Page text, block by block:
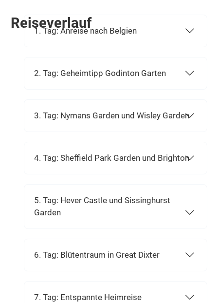
Wegbegleiter dieser außergewöhnlichen Reise!
Reiseverlauf
1. Tag: Anreise nach Belgien
2. Tag: Geheimtipp Godinton Garten
3. Tag: Nymans Garden und Wisley Garden
4. Tag: Sheffield Park Garden und Brighton
5. Tag: Hever Castle und Sissinghurst
Garden
6. Tag: Blütentraum in Great Dixter
7. Tag: Entspannte Heimreise